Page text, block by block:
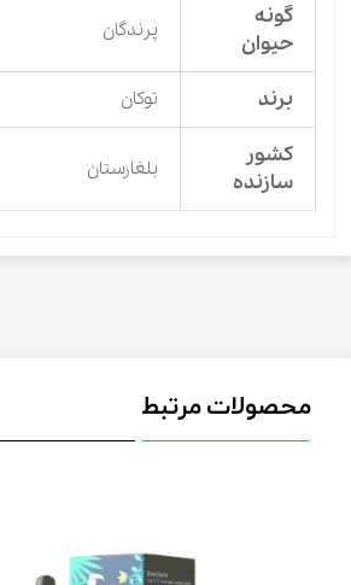
گونه
حیوان
پرندگان
برند توکان
کشور
سازنده
بلغارستان
محصولات مرتبط